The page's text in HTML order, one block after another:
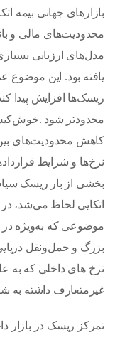
بازارهای جهانی بیمه
محدودیت‌های مالی و
مدل‌های ارزیابی
یافته بود. این موضوع
ریسک‌ها افزایش پیدا
محدودتر شود
کاهش محدودیت‌های
نرخ‌ها و شرایط
بخشی از بار ریسک
اتکایی لحاظ می‌شد،
موضوعی که به‌ویژه در
بزرگ و حمل‌ونقل
نرخ های داخلی که به
غیرمتعارف داشته به
تمرکز ریسک در بازار